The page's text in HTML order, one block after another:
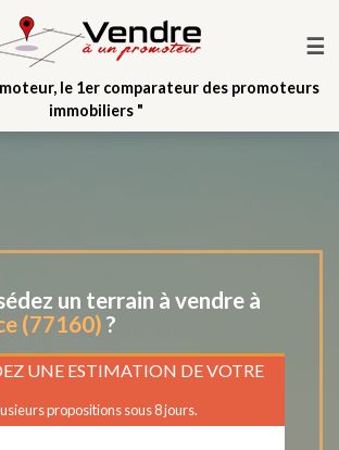
☰
le 1er comparateur des promoteurs
immobiliers "
un terrain à vendre à
(77160) ?
UNE ESTIMATION DE VOTRE
propositions sous 8 jours.